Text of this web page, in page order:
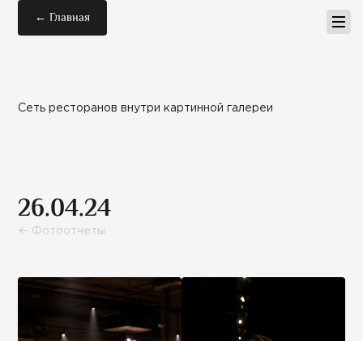
← Главная
Сеть ресторанов внутри картинной галереи
26.04.24
← Фотоотчеты